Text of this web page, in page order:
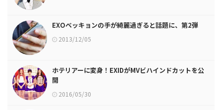
EXOベッキョンの手が綺麗過ぎると話題に、第2弾
2013/12/05
ホテリアーに変身！EXIDがMVビハインドカットを公
開
2016/05/30